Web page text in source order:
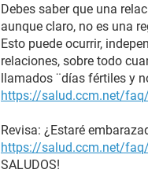
Debes saber que una
aunque claro, no es una
Esto puede ocurrir,
relaciones, sobre todo
llamados ¨días fértiles y
https://salud.ccm.net/faq/
Revisa: ¿Estaré
https://salud.ccm.net/
SALUDOS!